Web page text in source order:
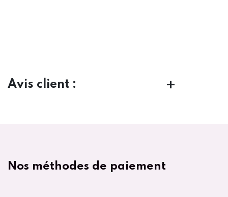
Avis client :
Nos méthodes de paiement